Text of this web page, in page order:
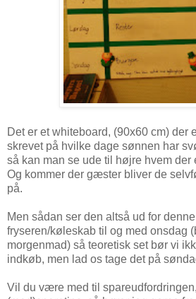
Det er et whiteboard, (90x60 cm) der
skrevet på hvilke dage sønnen har
så kan man se ude til højre hvem der
Og kommer der gæster bliver de
på.
Men sådan ser den altså ud for
fryseren/køleskab til og med onsdag
morgenmad) så teoretisk set bør vi
indkøb, men lad os tage det på
Vil du være med til